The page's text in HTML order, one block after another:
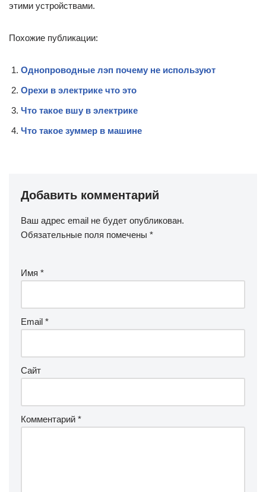
этими устройствами.
Похожие публикации:
Однопроводные лэп почему не используют
Орехи в электрике что это
Что такое вшу в электрике
Что такое зуммер в машине
Добавить комментарий
Ваш адрес email не будет опубликован.
Обязательные поля помечены *
Имя *
Email *
Сайт
Комментарий *